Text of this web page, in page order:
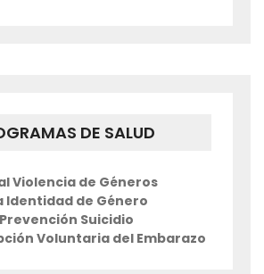
DE SALUD
Violencia de Géneros
Identidad de Género
Suicidio
Voluntaria del Embarazo